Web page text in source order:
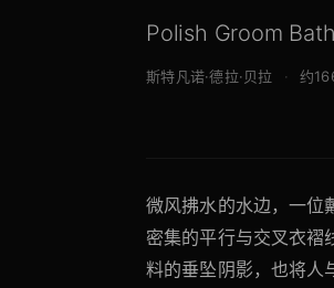
Polish Groom
斯特凡诺·德拉·贝拉 约
微风拂水的水边，一位
密集的平行与交叉衣褶
料的垂坠阴影，也将人